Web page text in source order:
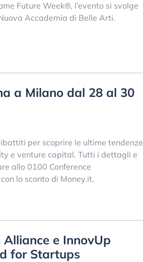
Future Week®, l’evento si svolge
Accademia di Belle Arti.
a Milano dal 28 al 30
per scoprire le ultime tendenze
e venture capital. Tutti i dettagli e
allo 0100 Conference
lo sconto di Money.it.
Alliance e InnovUp
for Startups